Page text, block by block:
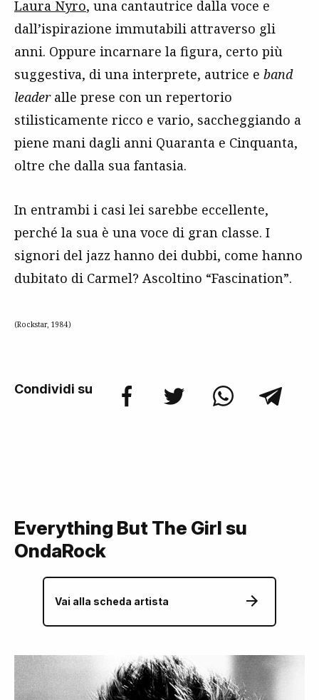
Laura Nyro, una cantautrice dalla voce e
dall’ispirazione immutabili attraverso gli
anni. Oppure incarnare la figura, certo più
suggestiva, di una interprete, autrice e band
leaderalle prese con un repertorio
stilisticamente ricco e vario, saccheggiando a
piene mani dagli anni Quaranta e Cinquanta,
oltre che dalla sua fantasia.
In entrambi i casi lei sarebbe eccellente,
perché la sua è una voce di gran classe. I
signori del jazz hanno dei dubbi, come hanno
dubitato di Carmel? Ascoltino “Fascination”.
(Rockstar, 1984)
Condividi su
Everything But The Girl su
OndaRock
Vai alla scheda artista